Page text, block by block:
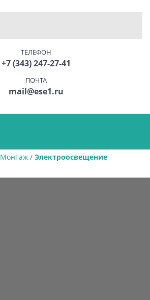
ТЕЛЕФОН
+7 (343) 247-27-41
ПОЧТА
mail@ese1.ru
Монтаж/ Электроосвещение